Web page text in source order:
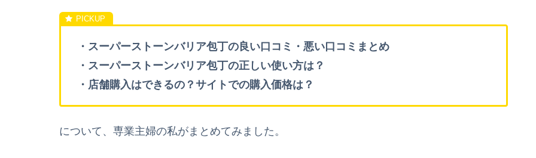
・スーパーストーンバリア包丁の良い口コミ・悪い口コミまとめ
・スーパーストーンバリア包丁の正しい使い方は？
・店舗購入はできるの？サイトでの購入価格は？
について、専業主婦の私がまとめてみました。